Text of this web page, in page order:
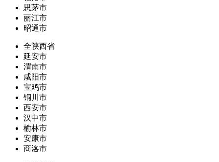
思茅市
丽江市
昭通市
全陕西省
延安市
渭南市
咸阳市
宝鸡市
铜川市
西安市
汉中市
榆林市
安康市
商洛市